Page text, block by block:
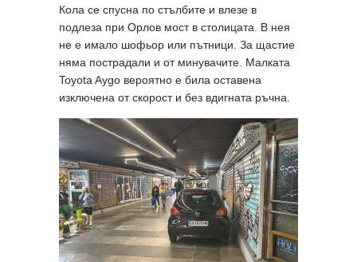
Кола се спусна по стълбите и влезе в
подлеза при Орлов мост в столицата. В нея
не е имало шофьор или пътници. За щастие
няма пострадали и от минувачите. Малката
Toyota Aygo вероятно е била оставена
изключена от скорост и без вдигната ръчна.